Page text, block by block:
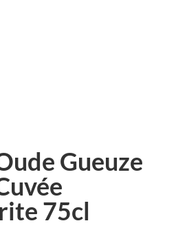
Gueuze
75cl